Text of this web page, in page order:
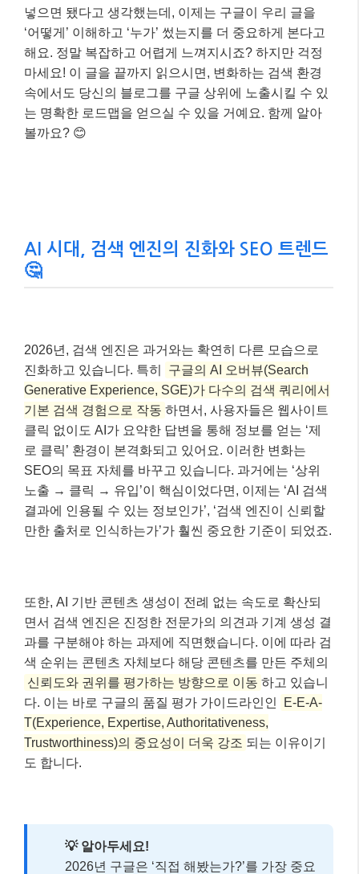
넣으면 됐다고 생각했는데, 이제는 구글이 우리 글을
‘어떻게’ 이해하고 ‘누가’ 썼는지를 더 중요하게 본다고
해요. 정말 복잡하고 어렵게 느껴지시죠? 하지만 걱정
마세요! 이 글을 끝까지 읽으시면, 변화하는 검색 환경
속에서도 당신의 블로그를 구글 상위에 노출시킬 수 있
는 명확한 로드맵을 얻으실 수 있을 거예요. 함께 알아
볼까요? 😊
AI 시대, 검색 엔진의 진화와 SEO 트렌드
🤔
2026년, 검색 엔진은 과거와는 확연히 다른 모습으로
진화하고 있습니다. 특히
구글의 AI 오버뷰(Search
Generative Experience, SGE)가 다수의 검색 쿼리에서
기본 검색 경험으로 작동 하면서, 사용자들은 웹사이트
클릭 없이도 AI가 요약한 답변을 통해 정보를 얻는 ‘제
로 클릭’ 환경이 본격화되고 있어요. 이러한 변화는
SEO의 목표 자체를 바꾸고 있습니다. 과거에는 ‘상위
노출 → 클릭 → 유입’이 핵심이었다면, 이제는 ‘AI 검색
결과에 인용될 수 있는 정보인가’, ‘검색 엔진이 신뢰할
만한 출처로 인식하는가’가 훨씬 중요한 기준이 되었죠.
또한, AI 기반 콘텐츠 생성이 전례 없는 속도로 확산되
면서 검색 엔진은 진정한 전문가의 의견과 기계 생성 결
과를 구분해야 하는 과제에 직면했습니다. 이에 따라 검
색 순위는 콘텐츠 자체보다 해당 콘텐츠를 만든 주체의
신뢰도와 권위를 평가하는 방향으로 이동 하고 있습니
다. 이는 바로 구글의 품질 평가 가이드라인인
E-E-A-
T(Experience, Expertise, Authoritativeness,
Trustworthiness)의 중요성이 더욱 강조 되는 이유이기
도 합니다.
💡 알아두세요!
2026년 구글은 ‘직접 해봤는가?’를 가장 중요